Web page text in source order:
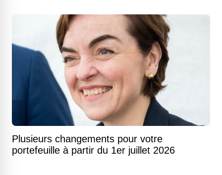
Plusieurs changements pour votre
portefeuille à partir du 1er juillet 2026